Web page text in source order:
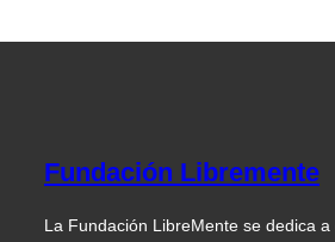
Fundación Libremente
La Fundación LibreMente se dedica a